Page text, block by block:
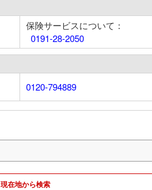
保険サービスについて：
0191-28-2050
0120-794889
現在地から検索